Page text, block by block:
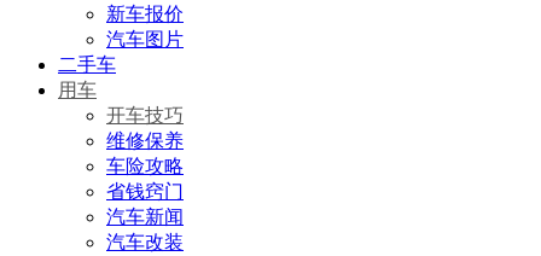
新车报价
汽车图片
二手车
用车
开车技巧
维修保养
车险攻略
省钱窍门
汽车新闻
汽车改装